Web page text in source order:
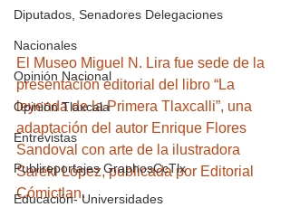
Diputados, Senadores Delegaciones
Nacionales
Opinión Nacional
Opinión Tlaxcala
Entrevistas
Publireportajes GraphosCcTlx
Educación- Universidades
El Museo Miguel N. Lira fue sede de la
presentación editorial del libro “La
leyenda de la Primera Tlaxcalli”, una
adaptación del autor Enrique Flores
Sandoval con arte de la ilustradora
Sareki López, publicada por Editorial
Cómictlan.